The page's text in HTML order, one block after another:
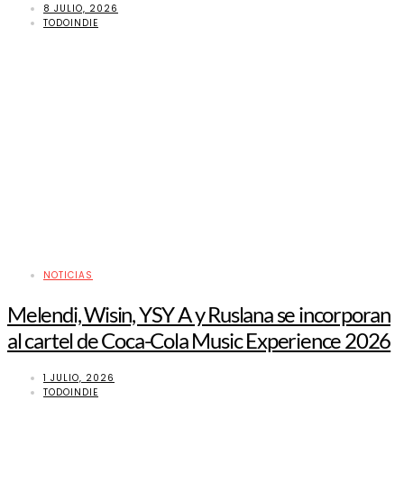
8 JULIO, 2026
TODOINDIE
NOTICIAS
Melendi, Wisin, YSY A y Ruslana se incorporan
al cartel de Coca-Cola Music Experience 2026
1 JULIO, 2026
TODOINDIE